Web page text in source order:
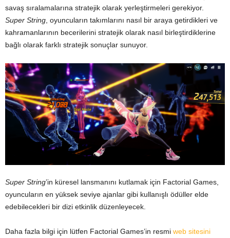
savaş sıralamalarına stratejik olarak yerleştirmeleri gerekiyor.
Super String , oyuncuların takımlarını nasıl bir araya getirdikleri ve
kahramanlarının becerilerini stratejik olarak nasıl birleştirdiklerine
bağlı olarak farklı stratejik sonuçlar sunuyor.
Super String’in küresel lansmanını kutlamak için Factorial Games,
oyuncuların en yüksek seviye ajanlar gibi kullanışlı ödüller elde
edebilecekleri bir dizi etkinlik düzenleyecek.
Daha fazla bilgi için lütfen Factorial Games’in resmi web sitesini